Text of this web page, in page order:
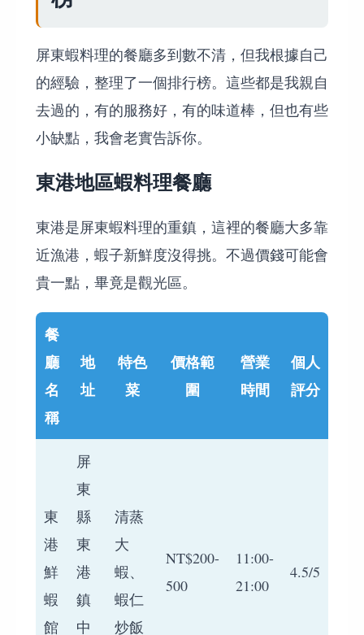
屏東蝦料理的餐廳多到數不清，但我根據自己
的經驗，整理了一個排行榜。這些都是我親自
去過的，有的服務好，有的味道棒，但也有些
小缺點，我會老實告訴你。
東港地區蝦料理餐廳
東港是屏東蝦料理的重鎮，這裡的餐廳大多靠
近漁港，蝦子新鮮度沒得挑。不過價錢可能會
貴一點，畢竟是觀光區。
餐
廳
名
稱
地
址
特色
菜
價格範
圍
營業
時間
個人
評分
東
港
鮮
蝦
館
屏
東
縣
東
港
鎮
中
清蒸
大
蝦、
蝦仁
炒飯
NT$200-
500
11:00-
21:00
4.5/5